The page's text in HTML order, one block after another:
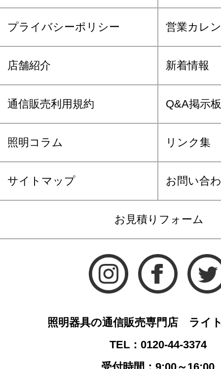
プライバシーポリシー 営業カレ
店舗紹介 新着情報
通信販売利用規約 Q&A掲示板
照明コラム リンク集
サイトマップ お問い合
お見積りフォーム
照明器具の通信販売専門店 ライ
TEL：0120-44-3374